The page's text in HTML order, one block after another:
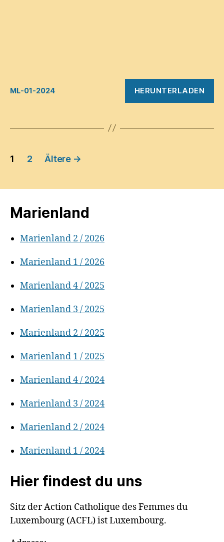
ML-01-2024 HERUNTERLADEN
Seitennummerierung
Beiträge
1 2 Ältere →
Marienland
Marienland 2 / 2026
Marienland 1 / 2026
Marienland 4 / 2025
Marienland 3 / 2025
Marienland 2 / 2025
Marienland 1 / 2025
Marienland 4 / 2024
Marienland 3 / 2024
Marienland 2 / 2024
Marienland 1 / 2024
Hier findest du uns
Sitz der Action Catholique des Femmes du
Luxembourg (ACFL) ist Luxembourg.